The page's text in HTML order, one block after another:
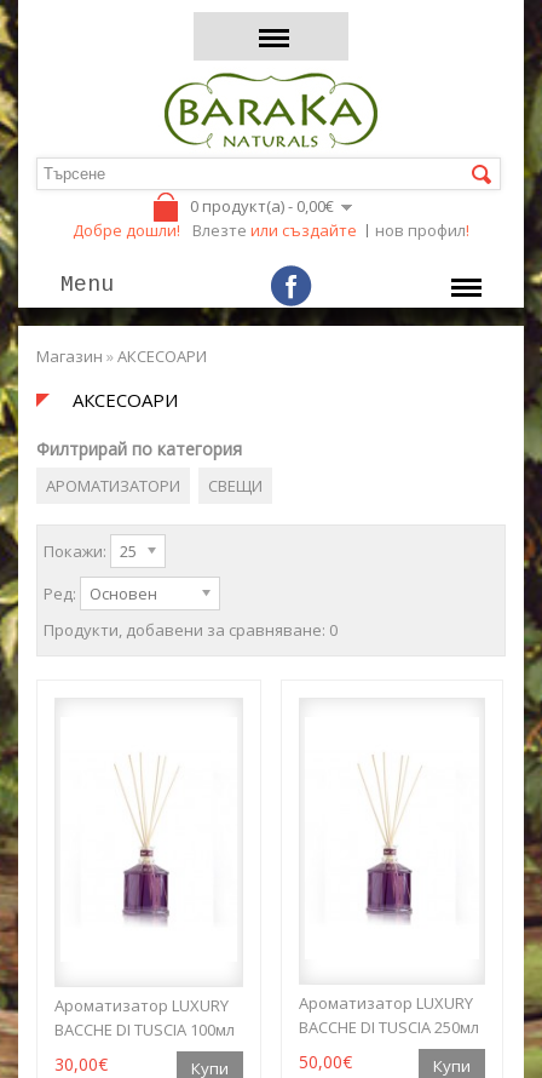
Добре дошли! Влезте или създайте нов профил!
0 продукт(а) - 0,00€
Menu
Магазин »АКСЕСОАРИ
АКСЕСОАРИ
Филтрирай по категория
АРОМАТИЗАТОРИ СВЕЩИ
Покажи:
25
Ред:
Основен
Продукти, добавени за сравняване: 0
Aроматизатор LUXURY
BACCHE DI TUSCIA 100мл
30,00€
Aроматизатор LUXURY
BACCHE DI TUSCIA 250мл
50,00€